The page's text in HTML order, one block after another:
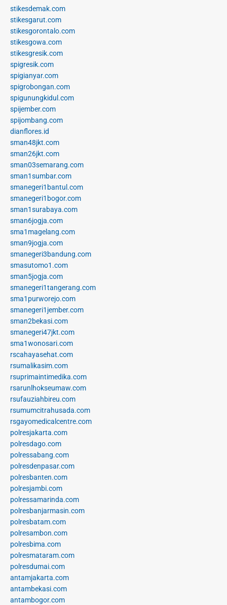
stikesdemak.com
stikesgarut.com
stikesgorontalo.com
stikesgowa.com
stikesgresik.com
spigresik.com
spigianyar.com
spigrobongan.com
spigunungkidul.com
spijember.com
spijombang.com
dianflores.id
sman48jkt.com
sman26jkt.com
sman03semarang.com
sman1sumbar.com
smanegeri1bantul.com
smanegeri1bogor.com
sman1surabaya.com
sman6jogja.com
sma1magelang.com
sman9jogja.com
smanegeri3bandung.com
smasutomo1.com
sman5jogja.com
smanegeri1tangerang.com
sma1purworejo.com
smanegeri1jember.com
sman2bekasi.com
smanegeri47jkt.com
sma1wonosari.com
rscahayasehat.com
rsumalikasim.com
rsuprimaintimedika.com
rsarunlhokseumaw.com
rsufauziahbireu.com
rsumumcitrahusada.com
rsgayomedicalcentre.com
polresjakarta.com
polresdago.com
polressabang.com
polresdenpasar.com
polresbanten.com
polresjambi.com
polressamarinda.com
polresbanjarmasin.com
polresbatam.com
polresambon.com
polresbima.com
polresmataram.com
polresdumai.com
antamjakarta.com
antambekasi.com
antambogor.com